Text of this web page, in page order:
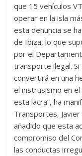
que 15 vehículos
operar en la isla
esta denuncia se
de Ibiza, lo que
por el
transporte ilegal.
convertirá en una
el instrusismo en
esta lacra”, ha
Transportes,
añadido que esta
compromiso del
las conductas